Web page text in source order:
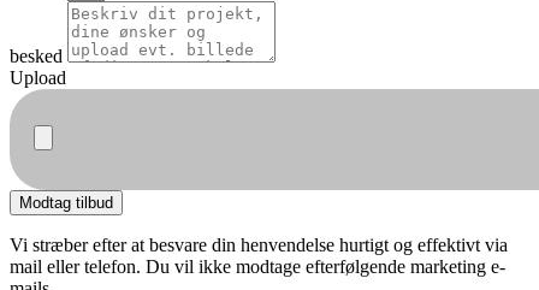
besked
Upload
Modtag tilbud
Vi stræber efter at besvare din henvendelse hurtigt og effektivt via
mail eller telefon. Du vil ikke modtage efterfølgende marketing e-